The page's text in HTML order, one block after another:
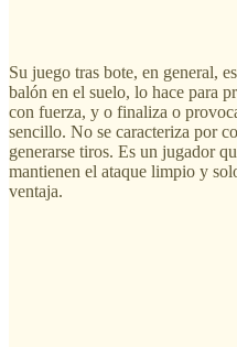
Su juego tras bote, en general,
balón en el suelo, lo hace para
con fuerza, y o finaliza o
sencillo. No se caracteriza por
generarse tiros. Es un jugador
mantienen el ataque limpio y
ventaja.